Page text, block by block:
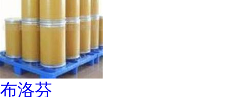
布洛芬